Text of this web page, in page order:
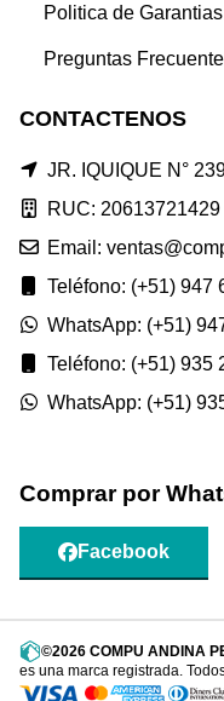
Politica de Garantias
Preguntas
CONTACTENOS
JR. IQUIQUE N°
RUC: 20613721429
Email:
Teléfono: (+51) 947
WhatsApp: (+51)
Teléfono: (+51) 935
WhatsApp: (+51)
Comprar por
Facebook
©2026 COMPU ANDINA
es una marca registrada.